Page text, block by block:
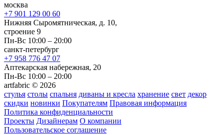
москва
+7 901 129 00 60
Нижняя Сыромятническая, д. 10,
строение 9
Пн-Вс 10:00 – 20:00
санкт-петербург
+7 958 776 47 07
Аптекарская набережная, 20
Пн-Вс 10:00 – 20:00
artfabric © 2026
стулья столы спальня диваны и кресла хранение свет декор
скидки новинки Покупателям Правовая информация
Политика конфиденциальности
Проекты Дизайнерам О компании
Пользовательское соглашение